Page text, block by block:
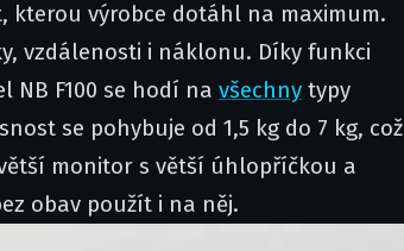
kterou výrobce dotáhl na maximum.
vzdálenosti i náklonu. Díky funkci
NB F100 se hodí na všechny typy
se pohybuje od 1,5 kg do 7 kg, což
monitor s větší úhlopříčkou a
obav použít i na něj.